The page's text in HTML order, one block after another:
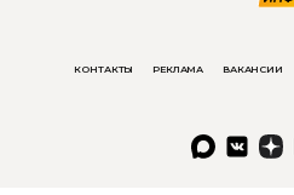
КОНТАКТЫ РЕКЛАМА ВАКАНСИИ